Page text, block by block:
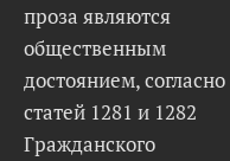
проза являются
общественным
достоянием, согласно
статей 1281 и 1282
Гражданского